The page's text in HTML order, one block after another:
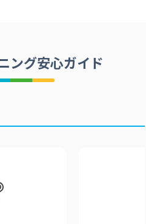
ング安心ガイド